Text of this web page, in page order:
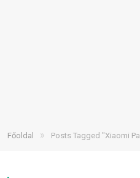
Főoldal » Posts Tagged "Xiaomi